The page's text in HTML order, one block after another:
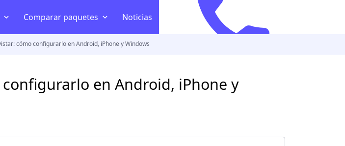
Telcel
Bait
Comparar paquetes
Izzi vs Totalplay
Noticias
554 628 2565
cómo configurarlo en Android, iPhone y Windows
en Android, iPhone y